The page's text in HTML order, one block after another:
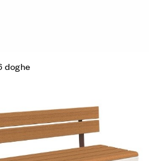
doghe